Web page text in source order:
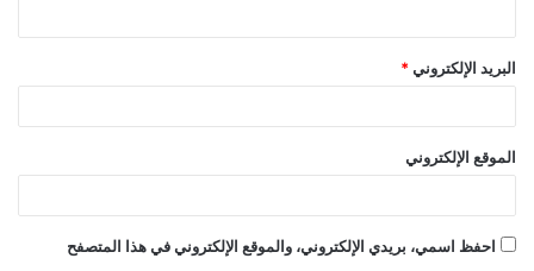
البريد الإلكتروني *
الموقع الإلكتروني
احفظ اسمي، بريدي الإلكتروني، والموقع الإلكتروني في هذا المتصفح